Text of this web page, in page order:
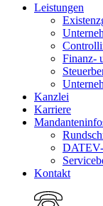
Leistungen
Finanz-
Kanzlei
Karriere
Kontakt